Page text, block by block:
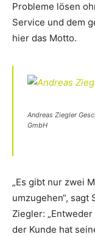
Probleme lösen
Service und dem
hier das Motto.
Andreas Ziegler
GmbH
„Es gibt nur zwei
umzugehen“,
Ziegler:
der Kunde hat